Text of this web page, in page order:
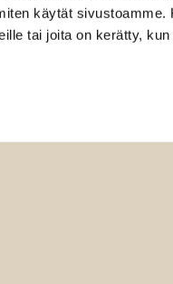
käytät sivustoamme.
tai joita on kerätty,